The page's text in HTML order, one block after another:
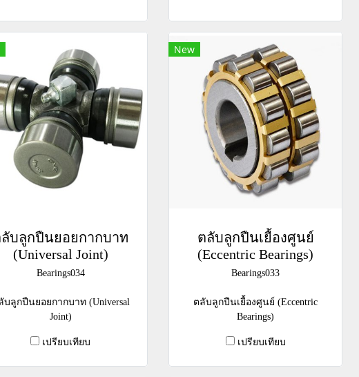
บลูกปืนยอยกากบาท
(Universal Joint)
Bearings034
บลูกปืนยอยกากบาท (Universal
Joint)
เปรียบเทียบ
New
ตลับลูกปืนเยื้องศูนย์
(Eccentric Bearings)
Bearings033
ตลับลูกปืนเยื้องศูนย์ (Eccentric
Bearings)
เปรียบเทียบ